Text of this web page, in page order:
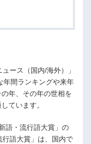
ース（国内/海外）」
年間ランキングや来年
年、その年の世相を
ています。
語・流行語大賞」の
語大賞」は、国内で